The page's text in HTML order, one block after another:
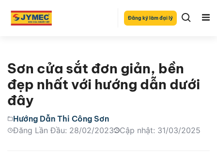
Đăng ký làm đại lý
Sơn cửa sắt đơn giản, bền
đẹp nhất với hướng dẫn dưới
đây
Hướng Dẫn Thi Công Sơn
Đăng Lần Đầu: 28/02/2023
Cập nhật: 31/03/2025